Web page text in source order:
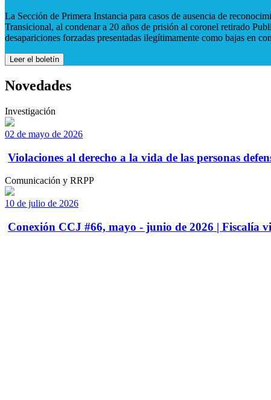
La Sección de Primera Instancia para casos de ausencia de
Transicional, al condenar a 20 años de prisión al coronel retirado
desapariciones forzadas presentadas ilegítimamente como bajas en
Leer el boletín
Novedades
Investigación
02 de mayo de 2026
Violaciones al derecho a la vida de las personas
Comunicación y RRPP
10 de julio de 2026
Conexión CCJ #66, mayo - junio de 2026 | Fiscalía